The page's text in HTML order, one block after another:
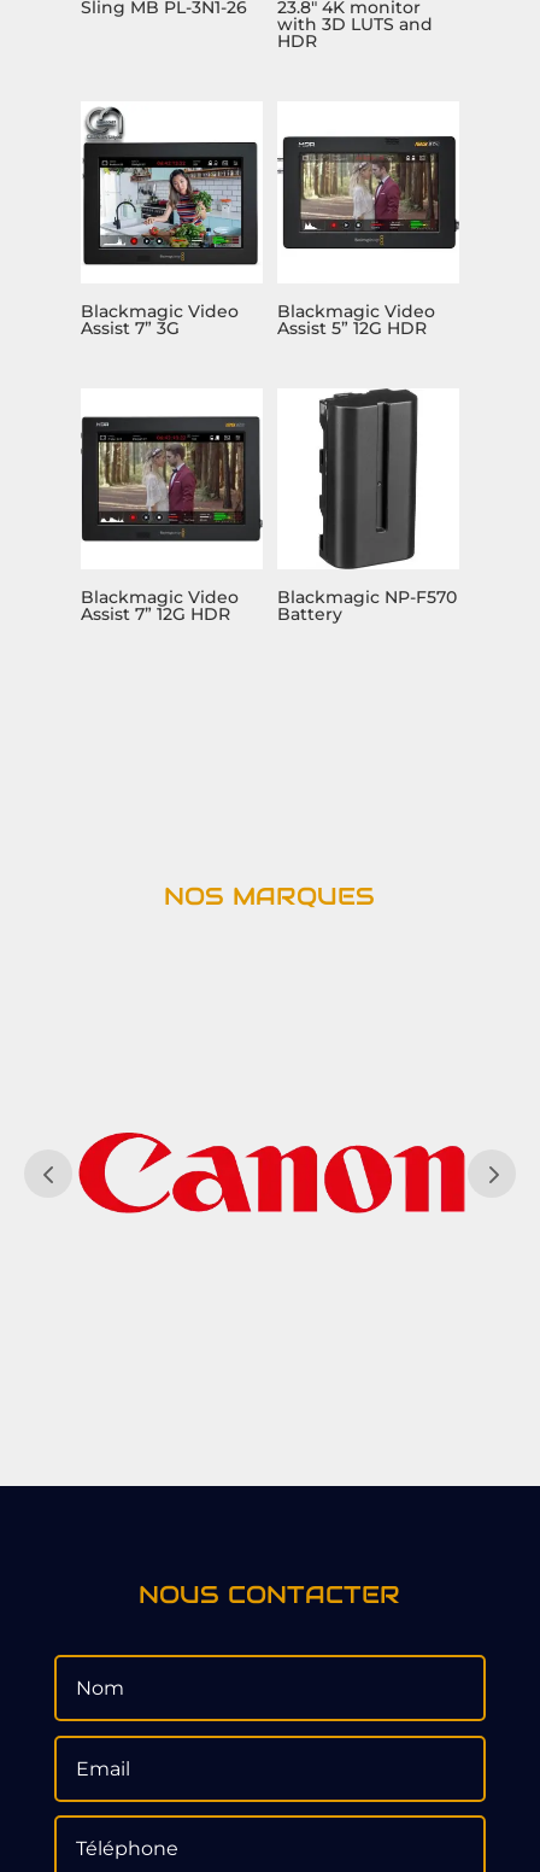
Sling MB PL-3N1-26 23.8″ 4K monitor
with 3D LUTS and
HDR
Blackmagic Video
Assist 7” 3G
Blackmagic Video
Assist 5” 12G HDR
Blackmagic Video
Assist 7” 12G HDR
Blackmagic NP-F570
Battery
NOS MARQUES
NOUS CONTACTER